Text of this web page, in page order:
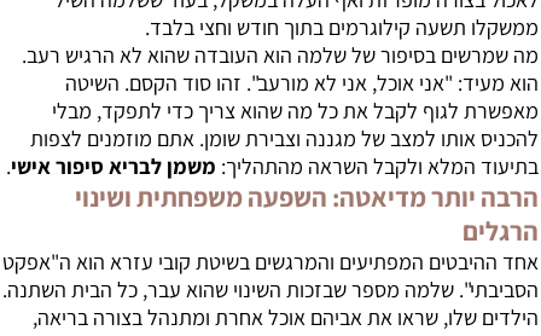
ממשקלו תשעה קילוגרמים בתוך חודש וחצי בלבד.
מה שמרשים בסיפור של שלמה הוא העובדה שהוא לא הרגיש רעב.
הוא מעיד: "אני אוכל, אני לא מורעב". זהו סוד הקסם. השיטה
מאפשרת לגוף לקבל את כל מה שהוא צריך כדי לתפקד, מבלי
להכניס אותו למצב של מגננה וצבירת שומן. אתם מוזמנים לצפות
בתיעוד המלא ולקבל השראה מהתהליך: משמן לבריא סיפור אישי.
הרבה יותר מדיאטה: השפעה משפחתית ושינוי
הרגלים
אחד ההיבטים המפתיעים והמרגשים בשיטת קובי עזרא הוא ה"אפקט
הסביבתי". שלמה מספר שבזכות השינוי שהוא עבר, כל הבית השתנה.
הילדים שלו, שראו את אביהם אוכל אחרת ומתנהל בצורה בריאה,